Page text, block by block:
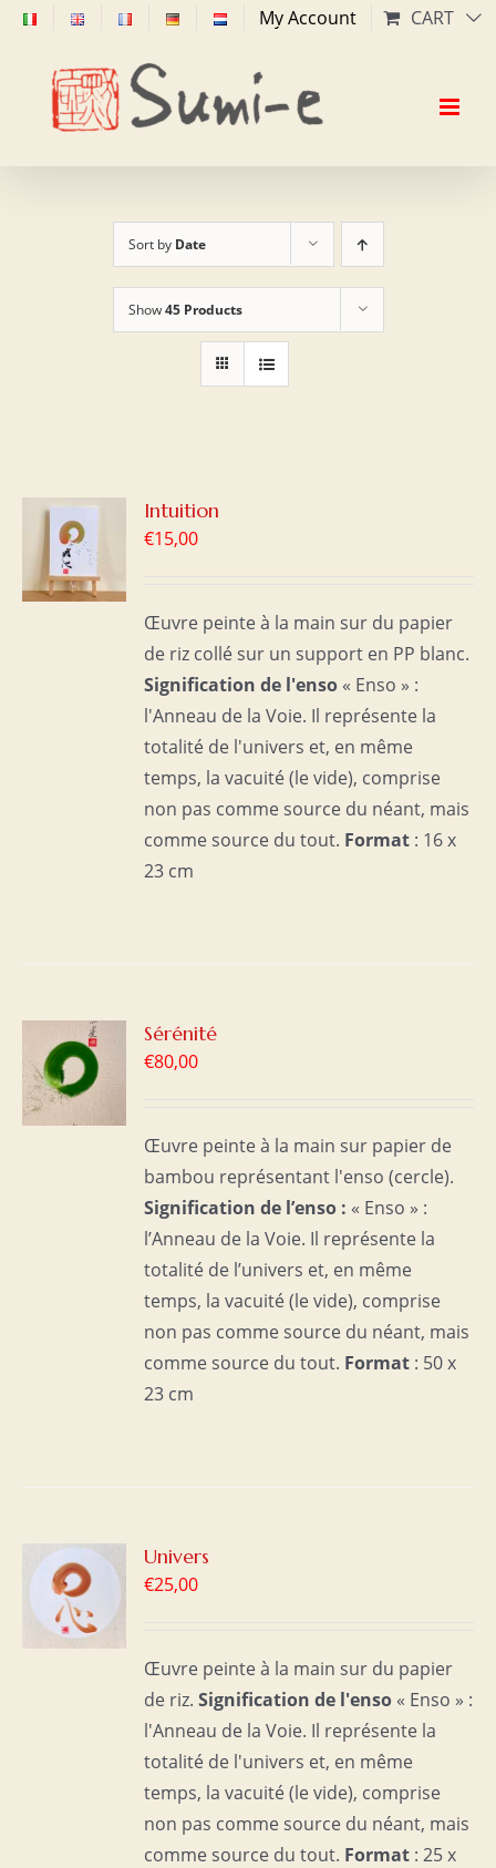
Skip
content
My Account CART
Sort by Date
Show45 Products
Intuition
€15,00
Œuvre peinte à la main sur du papier
de riz collé sur un support en PP blanc.
Signification de l'enso « Enso » :
l'Anneau de la Voie. Il représente la
totalité de l'univers et, en même
temps, la vacuité (le vide), comprise
non pas comme source du néant, mais
comme source du tout. Format : 16 x
23 cm
Sérénité
€80,00
Œuvre peinte à la main sur papier de
bambou représentant l'enso (cercle).
Signification de l’enso : « Enso » :
l’Anneau de la Voie. Il représente la
totalité de l’univers et, en même
temps, la vacuité (le vide), comprise
non pas comme source du néant, mais
comme source du tout. Format : 50 x
23 cm
Univers
€25,00
Œuvre peinte à la main sur du papier
de riz.Signification de l'enso « Enso » :
l'Anneau de la Voie. Il représente la
totalité de l'univers et, en même
temps, la vacuité (le vide), comprise
non pas comme source du néant, mais
comme source du tout. Format : 25 x